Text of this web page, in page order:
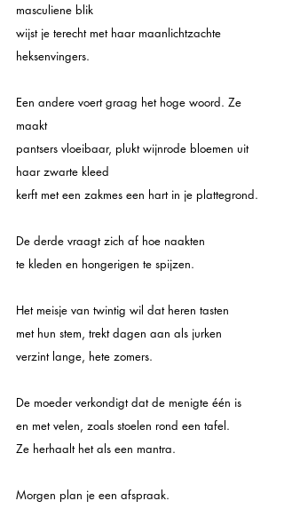
masculiene blik
wijst je terecht met haar maanlichtzachte
heksenvingers.
Een andere voert graag het hoge woord. Ze
maakt
pantsers vloeibaar, plukt wijnrode bloemen uit
haar zwarte kleed
kerft met een zakmes een hart in je plattegrond.
De derde vraagt zich af hoe naakten
te kleden en hongerigen te spijzen.
Het meisje van twintig wil dat heren tasten
met hun stem, trekt dagen aan als jurken
verzint lange, hete zomers.
De moeder verkondigt dat de menigte één is
en met velen, zoals stoelen rond een tafel.
Ze herhaalt het als een mantra.
Morgen plan je een afspraak.